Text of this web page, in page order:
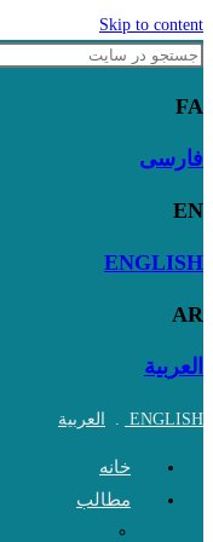
Skip to content
FA
فارسی
EN
ENGLISH
AR
العربية
ENGLISH
. العربية
خانه
مطالب